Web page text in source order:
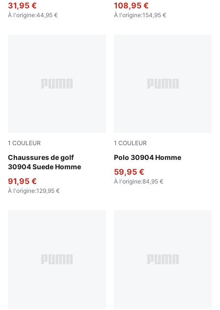
31,95 €
À l'origine:44,95 €
108,95 €
À l'origine:154,95 €
1 COULEUR
Chaussures de golf
30904 Suede Homme
Warm White-Luso Green
91,95 €
À l'origine:129,95 €
1 COULEUR
Polo 30904 Homme
Luso Green
59,95 €
À l'origine:84,95 €